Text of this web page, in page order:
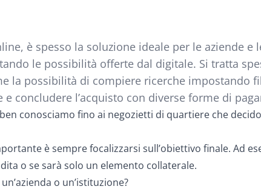
è spesso la soluzione ideale per le aziende e
le possibilità offerte dal digitale. Si tratta
la possibilità di compiere ricerche impostando
concludere l’acquisto con diverse forme di
conosciamo fino ai negozietti di quartiere che
è sempre focalizzarsi sull’obiettivo finale. Ad
o se sarà solo un elemento collaterale.
o un’istituzione?